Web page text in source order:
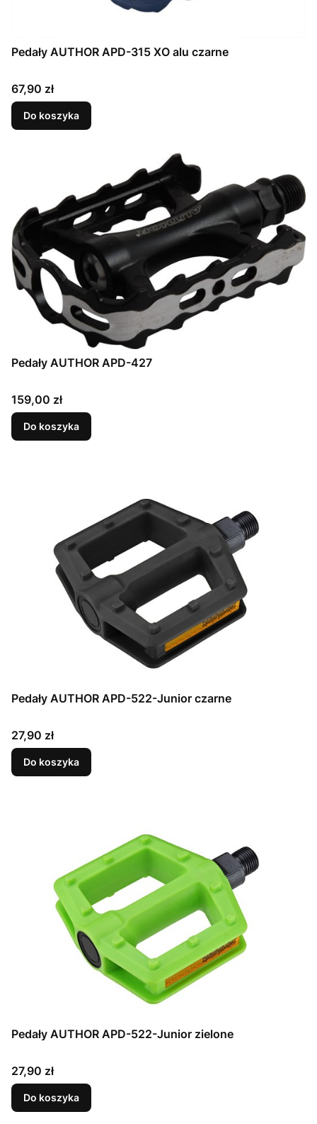
Pedały AUTHOR APD-315 XO alu czarne
Cena
67,90 zł
Do koszyka
Pedały AUTHOR APD-427
Cena
159,00 zł
Do koszyka
Pedały AUTHOR APD-522-Junior czarne
Cena
27,90 zł
Do koszyka
Pedały AUTHOR APD-522-Junior zielone
Cena
27,90 zł
Do koszyka